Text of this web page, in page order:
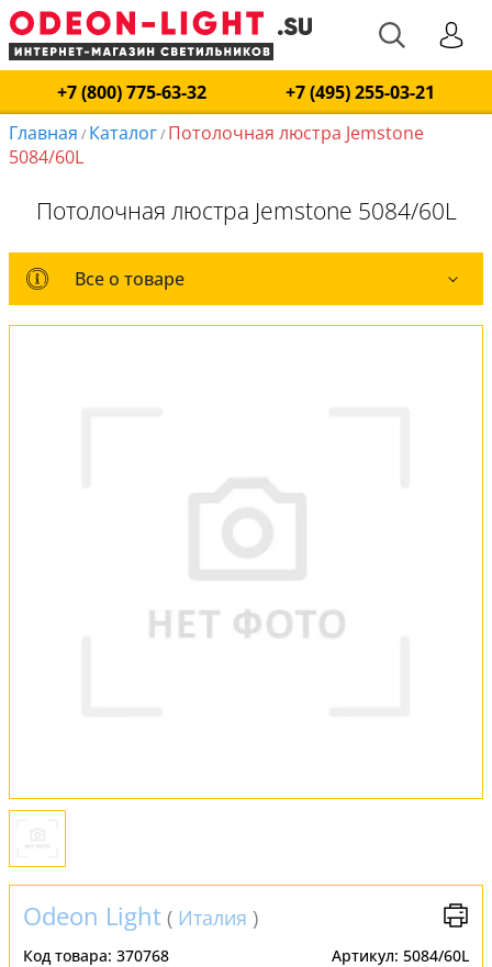
+7 (800) 775-63-32
+7 (495) 255-03-21
Главная / Каталог/ Потолочная люстра Jemstone
5084/60L
Потолочная люстра Jemstone 5084/60L
Все о товаре
Все о товаре
Odeon Light ( Италия )
Код товара: 370768 Артикул: 5084/60L